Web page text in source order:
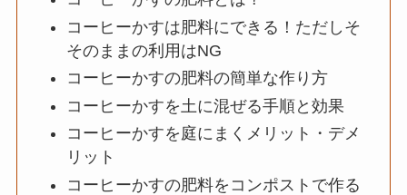
コーヒーかすは肥料にできる！ただしそ
そのままの利用はNG
コーヒーかすの肥料の簡単な作り方
コーヒーかすを土に混ぜる手順と効果
コーヒーかすを庭にまくメリット・デメ
リット
コーヒーかすの肥料をコンポストで作る